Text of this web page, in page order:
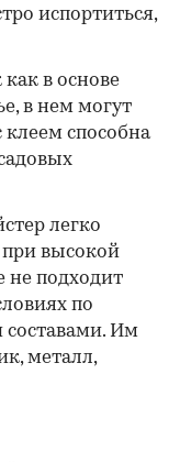
испортиться,
как в основе
в нем могут
клеем способна
легко
при высокой
не подходит
по
составами. Им
металл,